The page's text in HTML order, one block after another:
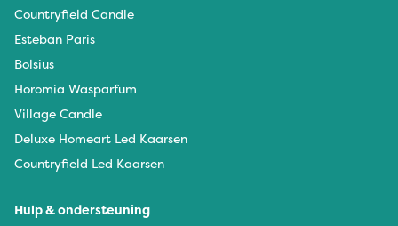
Countryfield Candle
Esteban Paris
Bolsius
Horomia Wasparfum
Village Candle
Deluxe Homeart Led Kaarsen
Countryfield Led Kaarsen
Hulp & ondersteuning